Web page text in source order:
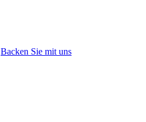
Backen Sie mit uns